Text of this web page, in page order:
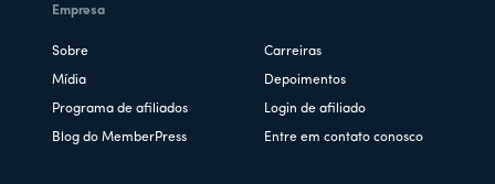
Empresa
Sobre Carreiras
Mídia Depoimentos
Programa de afiliados Login de afiliado
Blog do MemberPress Entre em contato conosco